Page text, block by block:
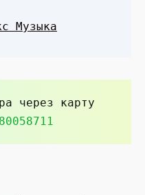
Музыка
через карту